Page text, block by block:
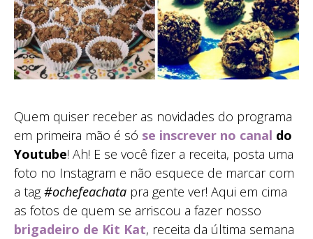
Quem quiser receber as novidades do programa
em primeira mão é só se inscrever no canal do
Youtube! Ah! E se você fizer a receita, posta uma
foto no Instagram e não esquece de marcar com
a tag#ochefeachata pra gente ver! Aqui em cima
as fotos de quem se arriscou a fazer nosso
brigadeiro de Kit Kat, receita da última semana